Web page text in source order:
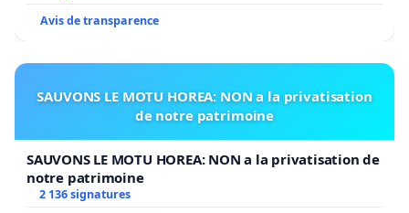
Avis de transparence
SAUVONS LE MOTU HOREA: NON a la privatisation
de notre patrimoine
SAUVONS LE MOTU HOREA: NON a la privatisation de
notre patrimoine
2 136 signatures